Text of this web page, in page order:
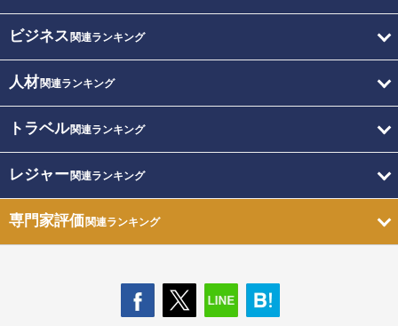
ビジネス 関連ランキング
人材関連ランキング
トラベル関連ランキング
レジャー関連ランキング
専門家評価関連ランキング